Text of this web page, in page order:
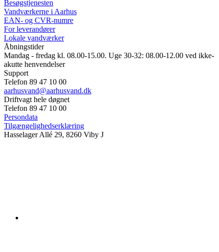
Besøgstjenesten
Vandværkerne i Aarhus
EAN- og CVR-numre
For leverandører
Lokale vandværker
Åbningstider
Mandag - fredag kl. 08.00-15.00. Uge 30-32: 08.00-12.00 ved ikke-
akutte henvendelser
Support
Telefon 89 47 10 00
aarhusvand@aarhusvand.dk
Driftvagt hele døgnet
Telefon 89 47 10 00
Persondata
Tilgængelighedserklæring
Hasselager Allé 29, 8260 Viby J